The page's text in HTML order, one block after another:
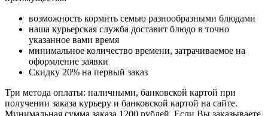
возможность кормить семью разнообразными блюдами
наша курьерская служба доставит блюдо в точно
указанное вами время
минимальное количество времени, затрачиваемое на
оформление заявки
Скидку 20% на первый заказ
Три метода оплаты: наличными, банковской картой при
получении заказа курьеру и банковской картой на сайте.
Минимальная сумма заказа 1200 рублей. Если Вы заказываете